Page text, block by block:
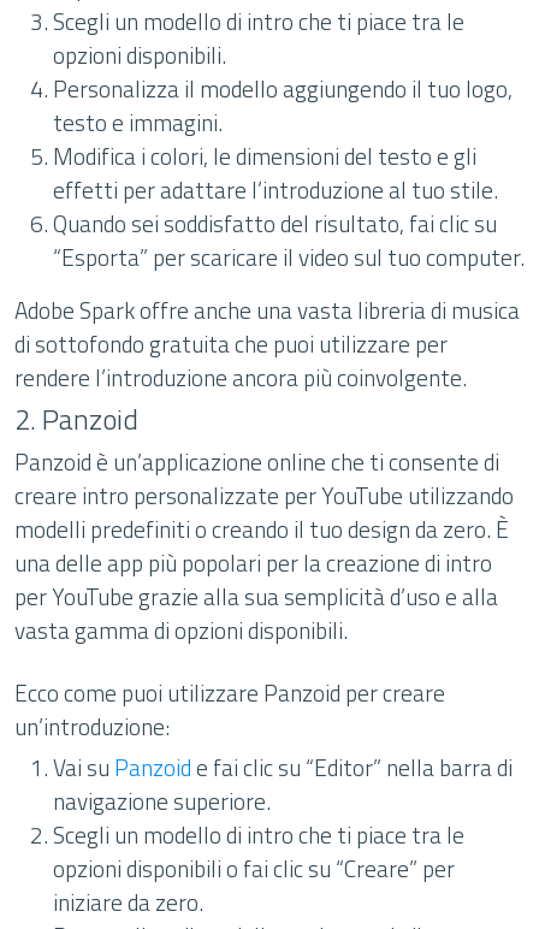
Scegli un modello di intro che ti piace tra le
opzioni disponibili.
Personalizza il modello aggiungendo il tuo logo,
testo e immagini.
Modifica i colori, le dimensioni del testo e gli
effetti per adattare l’introduzione al tuo stile.
Quando sei soddisfatto del risultato, fai clic su
“Esporta” per scaricare il video sul tuo computer.
Adobe Spark offre anche una vasta libreria di musica
di sottofondo gratuita che puoi utilizzare per
rendere l’introduzione ancora più coinvolgente.
2. Panzoid
Panzoid è un’applicazione online che ti consente di
creare intro personalizzate per YouTube utilizzando
modelli predefiniti o creando il tuo design da zero. È
una delle app più popolari per la creazione di intro
per YouTube grazie alla sua semplicità d’uso e alla
vasta gamma di opzioni disponibili.
Ecco come puoi utilizzare Panzoid per creare
un’introduzione:
Vai su Panzoide fai clic su “Editor” nella barra di
navigazione superiore.
Scegli un modello di intro che ti piace tra le
opzioni disponibili o fai clic su “Creare” per
iniziare da zero.